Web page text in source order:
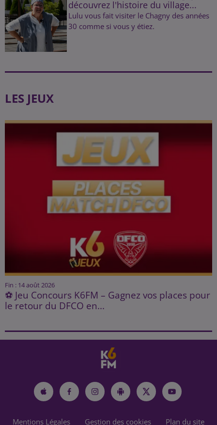
découvrez l'histoire du village...
Lulu vous fait visiter le Chagny des années
30 comme si vous y étiez.
LES JEUX
Fin : 14 août 2026
⚽ Jeu Concours K6FM – Gagnez vos places pour
le retour du DFCO en...
Mentions Légales Gestion des cookies Plan du site